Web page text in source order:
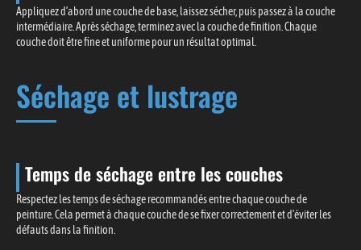
Appliquez d’abord une couche de base, laissez sécher, puis passez à la couche
intermédiaire. Après séchage, terminez avec la couche de finition. Chaque
couche doit être fine et uniforme pour un résultat optimal.
Séchage et lustrage
Temps de séchage entre les couches
Respectez les temps de séchage recommandés entre chaque couche de
peinture. Cela permet à chaque couche de se fixer correctement et d’éviter les
défauts dans la finition.